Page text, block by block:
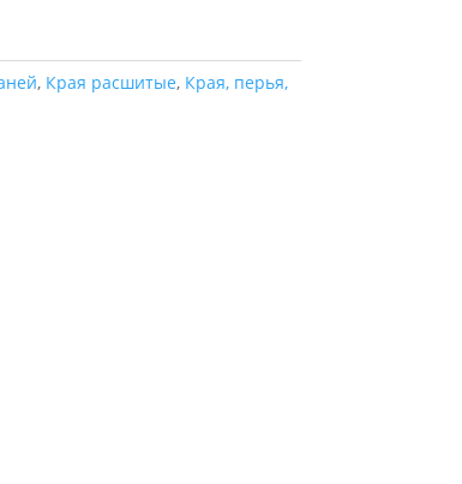
, Края расшитые, Края, перья,